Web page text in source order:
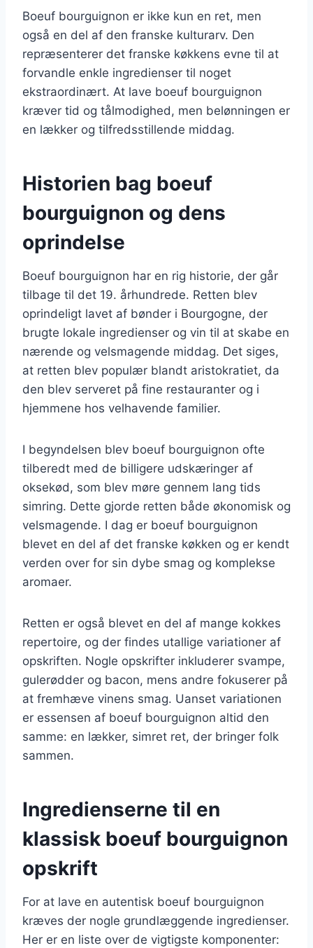
Boeuf bourguignon er ikke kun en ret, men
også en del af den franske kulturarv. Den
repræsenterer det franske køkkens evne til at
forvandle enkle ingredienser til noget
ekstraordinært. At lave boeuf bourguignon
kræver tid og tålmodighed, men belønningen er
en lækker og tilfredsstillende middag.
Historien bag boeuf
bourguignon og dens
oprindelse
Boeuf bourguignon har en rig historie, der går
tilbage til det 19. århundrede. Retten blev
oprindeligt lavet af bønder i Bourgogne, der
brugte lokale ingredienser og vin til at skabe en
nærende og velsmagende middag. Det siges,
at retten blev populær blandt aristokratiet, da
den blev serveret på fine restauranter og i
hjemmene hos velhavende familier.
I begyndelsen blev boeuf bourguignon ofte
tilberedt med de billigere udskæringer af
oksekød, som blev møre gennem lang tids
simring. Dette gjorde retten både økonomisk og
velsmagende. I dag er boeuf bourguignon
blevet en del af det franske køkken og er kendt
verden over for sin dybe smag og komplekse
aromaer.
Retten er også blevet en del af mange kokkes
repertoire, og der findes utallige variationer af
opskriften. Nogle opskrifter inkluderer svampe,
gulerødder og bacon, mens andre fokuserer på
at fremhæve vinens smag. Uanset variationen
er essensen af boeuf bourguignon altid den
samme: en lækker, simret ret, der bringer folk
sammen.
Ingredienserne til en
klassisk boeuf bourguignon
opskrift
For at lave en autentisk boeuf bourguignon
kræves der nogle grundlæggende ingredienser.
Her er en liste over de vigtigste komponenter: